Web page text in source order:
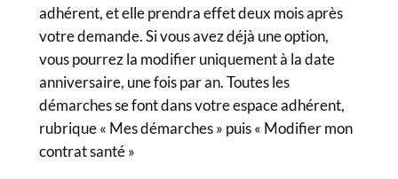
adhérent, et elle prendra effet deux mois après
votre demande. Si vous avez déjà une option,
vous pourrez la modifier uniquement à la date
anniversaire, une fois par an. Toutes les
démarches se font dans votre espace adhérent,
rubrique « Mes démarches » puis « Modifier mon
contrat santé »